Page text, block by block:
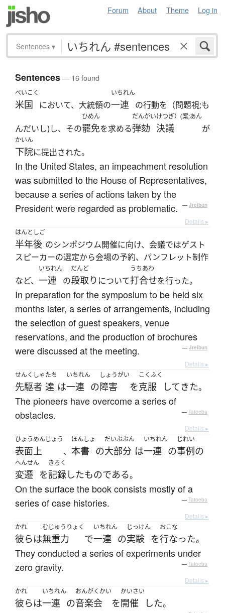
Forum About Theme Log in
Sentences ▾
Sentences— 16 found
べいこく
米国 において、大統領の
いちれん
一連 の行動を（問題視;も
んだいし)し、その
ひめん
罷免を求める
だんがい
弾劾
けつぎ）(案;あん
決議 が
かいん
下院に提出された。
In the United States, an impeachment resolution
was submitted to the House of Representatives,
because a series of actions taken by the
President were regarded as problematic.
— Jreibun
Details ▸
はんとしご
半年後 のシンポジウム開催に向け、会議ではゲスト
スピーカーの選定から会場の予約、パンフレット制作
など、
いちれん
一連 の
だんど
段取り について
うちあわ
打合せを行った。
In preparation for the symposium to be held six
months later, a series of arrangements, including
the selection of guest speakers, venue
reservations, and the production of brochures
were discussed at the meeting.
— Jreibun
Details ▸
せんくしゃ
先駆者
たち
達 は
いちれん
一連 の
しょうがい
障害 を
こくふく
克服 して きた。
The pioneers have overcome a series of
obstacles.
— Tatoeba
Details ▸
ひょうめんじょう
表面上 、
ほんしょ
本書 の
だいぶぶん
大部分 は
いちれん
一連 の
じれい
事例の
へんせん
変遷 を
きろく
記録したものである。
On the surface the book consists mostly of a
series of case histories.
— Tatoeba
Details ▸
かれ
彼らは
むじゅうりょく
無重力 で
いちれん
一連 の
じっけん
実験 を
おこな
行なった。
They conducted a series of experiments under
zero gravity.
— Tatoeba
Details ▸
かれ
彼らは
いちれん
一連 の
おんがくかい
音楽会 を
かいさい
開催 した。